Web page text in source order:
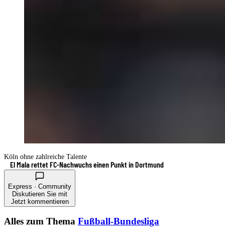
Köln ohne zahlreiche Talente
El Mala rettet FC-Nachwuchs einen Punkt in Dortmund
Express · Community
Diskutieren Sie mit
Jetzt kommentieren
Alles zum Thema Fußball-Bundesliga